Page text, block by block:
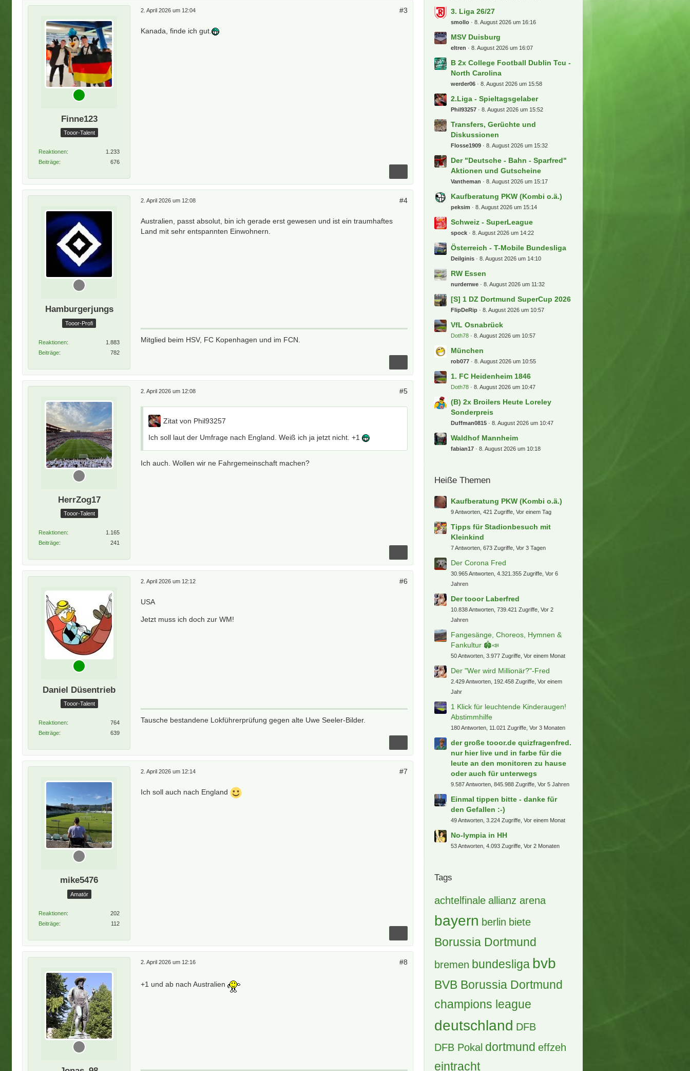
Finne123
Tooor-Talent
Reaktionen
1.233
Beiträge
676
2. April 2026 um 12:04 #3
Kanada, finde ich gut.
Hamburgerjungs
Tooor-Profi
Reaktionen
1.883
Beiträge
782
2. April 2026 um 12:08 #4
Australien, passt absolut, bin ich gerade erst gewesen und ist ein traumhaftes
Land mit sehr entspannten Einwohnern.
Mitglied beim HSV, FC Kopenhagen und im FCN.
HerrZog17
Tooor-Talent
Reaktionen
1.165
Beiträge
241
2. April 2026 um 12:08 #5
Zitat von Phil93257
Ich soll laut der Umfrage nach England. Weiß ich ja jetzt nicht. +1
Ich auch. Wollen wir ne Fahrgemeinschaft machen?
Daniel Düsentrieb
Tooor-Talent
Reaktionen
764
Beiträge
639
2. April 2026 um 12:12 #6
USA
Jetzt muss ich doch zur WM!
Tausche bestandene Lokführerprüfung gegen alte Uwe Seeler-Bilder.
mike5476
Amatör
Reaktionen
202
Beiträge
112
2. April 2026 um 12:14 #7
Ich soll auch nach England
2. April 2026 um 12:16 #8
+1 und ab nach Australien
3. Liga 26/27
smollo 8. August 2026 um 16:16
MSV Duisburg
eltren 8. August 2026 um 16:07
B 2x College Football Dublin Tcu -
North Carolina
werder06 8. August 2026 um 15:58
2.Liga - Spieltagsgelaber
Phil93257 8. August 2026 um 15:52
Transfers, Gerüchte und
Diskussionen
Flosse1909 8. August 2026 um 15:32
Der "Deutsche - Bahn - Sparfred"
Aktionen und Gutscheine
Vantheman 8. August 2026 um 15:17
Kaufberatung PKW (Kombi o.ä.)
peksim 8. August 2026 um 15:14
Schweiz - SuperLeague
spock 8. August 2026 um 14:22
Österreich - T-Mobile Bundesliga
Deilginis 8. August 2026 um 14:10
RW Essen
nurderrwe 8. August 2026 um 11:32
[S] 1 DZ Dortmund SuperCup 2026
FlipDeRip 8. August 2026 um 10:57
VfL Osnabrück
Doth78 8. August 2026 um 10:57
München
rob077 8. August 2026 um 10:55
1. FC Heidenheim 1846
Doth78 8. August 2026 um 10:47
(B) 2x Broilers Heute Loreley
Sonderpreis
Duffman0815 8. August 2026 um 10:47
Waldhof Mannheim
fabian17 8. August 2026 um 10:18
Heiße Themen
Kaufberatung PKW (Kombi o.ä.)
9 Antworten, 421 Zugriffe, Vor einem Tag
Tipps für Stadionbesuch mit
Kleinkind
7 Antworten, 673 Zugriffe, Vor 3 Tagen
Der Corona Fred
30.965 Antworten, 4.321.355 Zugriffe, Vor 6
Jahren
Der tooor Laberfred
10.838 Antworten, 739.421 Zugriffe, Vor 2
Jahren
Fangesänge, Choreos, Hymnen &
Fankultur 🏟️📣
50 Antworten, 3.977 Zugriffe, Vor einem Monat
Der "Wer wird Millionär?"-Fred
2.429 Antworten, 192.458 Zugriffe, Vor einem
Jahr
1 Klick für leuchtende Kinderaugen!
Abstimmhilfe
180 Antworten, 11.021 Zugriffe, Vor 3 Monaten
der große tooor.de quizfragenfred.
nur hier live und in farbe für die
leute an den monitoren zu hause
oder auch für unterwegs
9.587 Antworten, 845.988 Zugriffe, Vor 5 Jahren
Einmal tippen bitte - danke für
den Gefallen :-)
49 Antworten, 3.224 Zugriffe, Vor einem Monat
No-lympia in HH
53 Antworten, 4.093 Zugriffe, Vor 2 Monaten
Tags
achtelfinale allianz arena
bayern berlin biete
Borussia Dortmund
bremen bundesliga bvb
BVB Borussia Dortmund
champions league
deutschland DFB
DFB Pokal dortmund effzeh
eintracht